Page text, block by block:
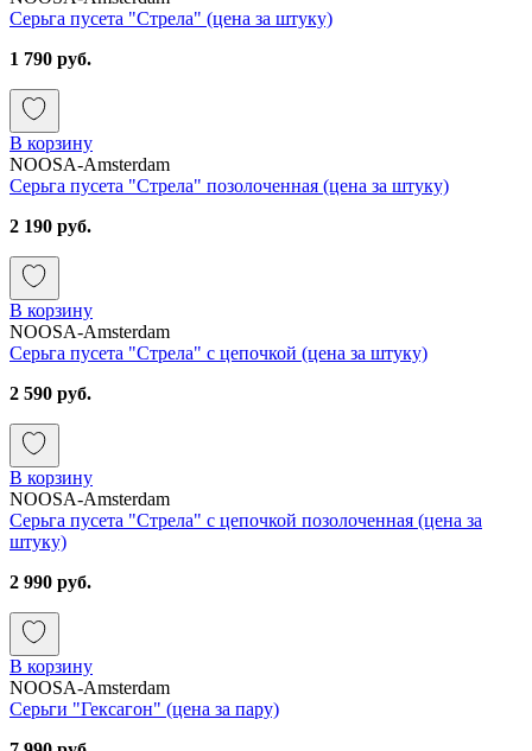
Серьга пусета "Стрела" (цена за штуку)
1 790 руб.
В корзину
NOOSA-Amsterdam
Серьга пусета "Стрела" позолоченная (цена за штуку)
2 190 руб.
В корзину
NOOSA-Amsterdam
Серьга пусета "Стрела" с цепочкой (цена за штуку)
2 590 руб.
В корзину
NOOSA-Amsterdam
Серьга пусета "Стрела" с цепочкой позолоченная (цена за
штуку)
2 990 руб.
В корзину
NOOSA-Amsterdam
Серьги "Гексагон" (цена за пару)